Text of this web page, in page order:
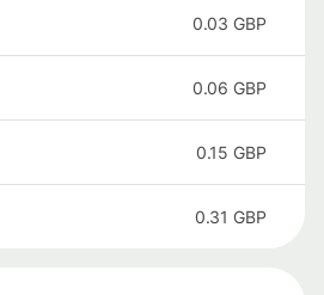
0.03 GBP
0.06 GBP
0.15 GBP
0.31 GBP